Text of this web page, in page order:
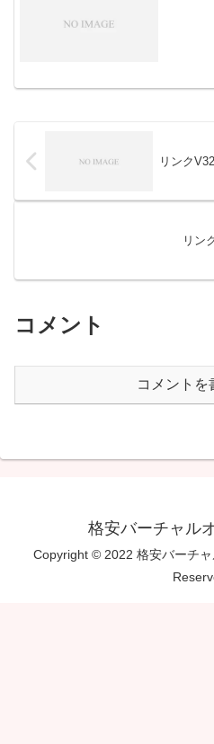
リンク
リン
コメント
コメントを
格安バーチャル
Copyright © 2022 格安バーチ